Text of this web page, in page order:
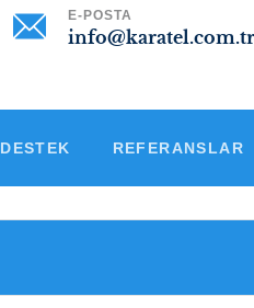
E-POSTA
info@karatel.com.tr
DESTEK REFERANSLAR